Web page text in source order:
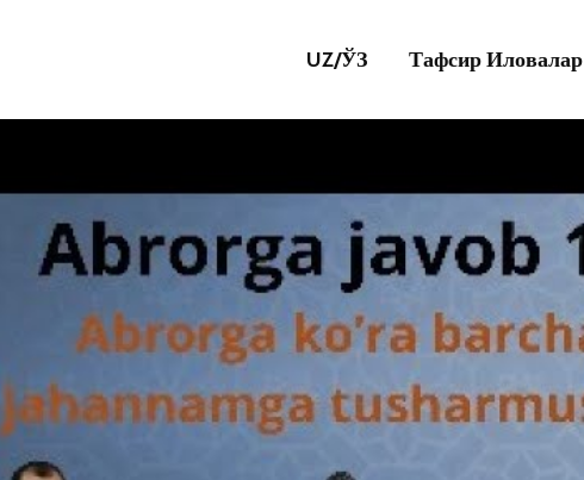
UZ/ЎЗ Тафсир Иловалар